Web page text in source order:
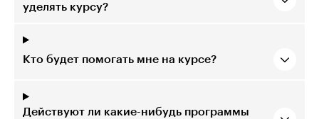
уделять курсу?
Кто будет помогать мне на курсе?
Действуют ли какие-нибудь программы